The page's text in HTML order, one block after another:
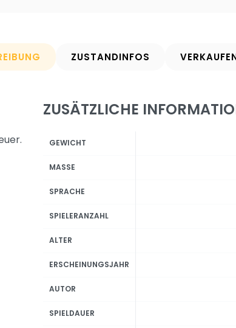
ZUSTANDINFOS
ZUSÄTZLICHE
GEWICHT
MASSE
SPRACHE
SPIELERANZAHL
ALTER
ERSCHEINUNGSJAHR
AUTOR
SPIELDAUER